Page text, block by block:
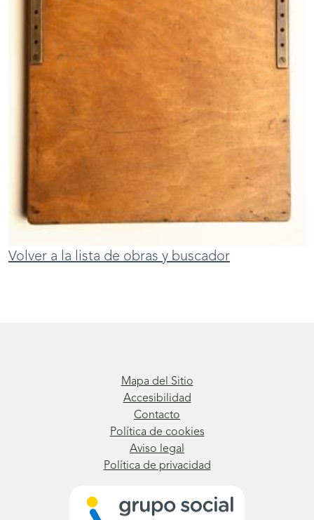
Volver a la lista de obras y buscador
Mapa del Sitio
Accesibilidad
Contacto
Política de cookies
Aviso legal
Política de privacidad